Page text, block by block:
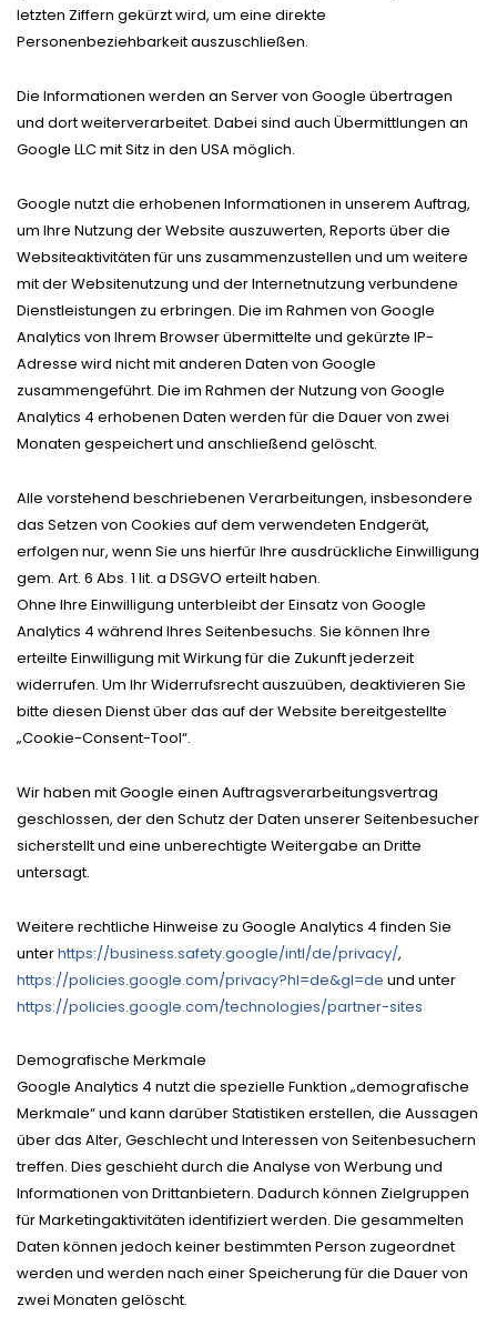
letzten Ziffern gekürzt wird, um eine direkte
Personenbeziehbarkeit auszuschließen.
Die Informationen werden an Server von Google übertragen
und dort weiterverarbeitet. Dabei sind auch Übermittlungen an
Google LLC mit Sitz in den USA möglich.
Google nutzt die erhobenen Informationen in unserem Auftrag,
um Ihre Nutzung der Website auszuwerten, Reports über die
Websiteaktivitäten für uns zusammenzustellen und um weitere
mit der Websitenutzung und der Internetnutzung verbundene
Dienstleistungen zu erbringen. Die im Rahmen von Google
Analytics von Ihrem Browser übermittelte und gekürzte IP-
Adresse wird nicht mit anderen Daten von Google
zusammengeführt. Die im Rahmen der Nutzung von Google
Analytics 4 erhobenen Daten werden für die Dauer von zwei
Monaten gespeichert und anschließend gelöscht.
Alle vorstehend beschriebenen Verarbeitungen, insbesondere
das Setzen von Cookies auf dem verwendeten Endgerät,
erfolgen nur, wenn Sie uns hierfür Ihre ausdrückliche Einwilligung
gem. Art. 6 Abs. 1 lit. a DSGVO erteilt haben.
Ohne Ihre Einwilligung unterbleibt der Einsatz von Google
Analytics 4 während Ihres Seitenbesuchs. Sie können Ihre
erteilte Einwilligung mit Wirkung für die Zukunft jederzeit
widerrufen. Um Ihr Widerrufsrecht auszuüben, deaktivieren Sie
bitte diesen Dienst über das auf der Website bereitgestellte
„Cookie-Consent-Tool“.
Wir haben mit Google einen Auftragsverarbeitungsvertrag
geschlossen, der den Schutz der Daten unserer Seitenbesucher
sicherstellt und eine unberechtigte Weitergabe an Dritte
untersagt.
Weitere rechtliche Hinweise zu Google Analytics 4 finden Sie
unterhttps://business.safety.google/intl/de/privacy/,
https://policies.google.com/privacy?hl=de&gl=de und unter
https://policies.google.com/technologies/partner-sites
Demografische Merkmale
Google Analytics 4 nutzt die spezielle Funktion „demografische
Merkmale“ und kann darüber Statistiken erstellen, die Aussagen
über das Alter, Geschlecht und Interessen von Seitenbesuchern
treffen. Dies geschieht durch die Analyse von Werbung und
Informationen von Drittanbietern. Dadurch können Zielgruppen
für Marketingaktivitäten identifiziert werden. Die gesammelten
Daten können jedoch keiner bestimmten Person zugeordnet
werden und werden nach einer Speicherung für die Dauer von
zwei Monaten gelöscht.